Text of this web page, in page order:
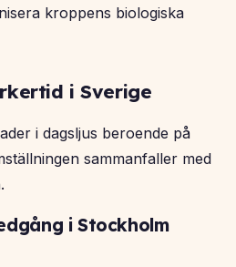
kroppens biologiska
i Sverige
i dagsljus beroende på
sammanfaller med
i Stockholm